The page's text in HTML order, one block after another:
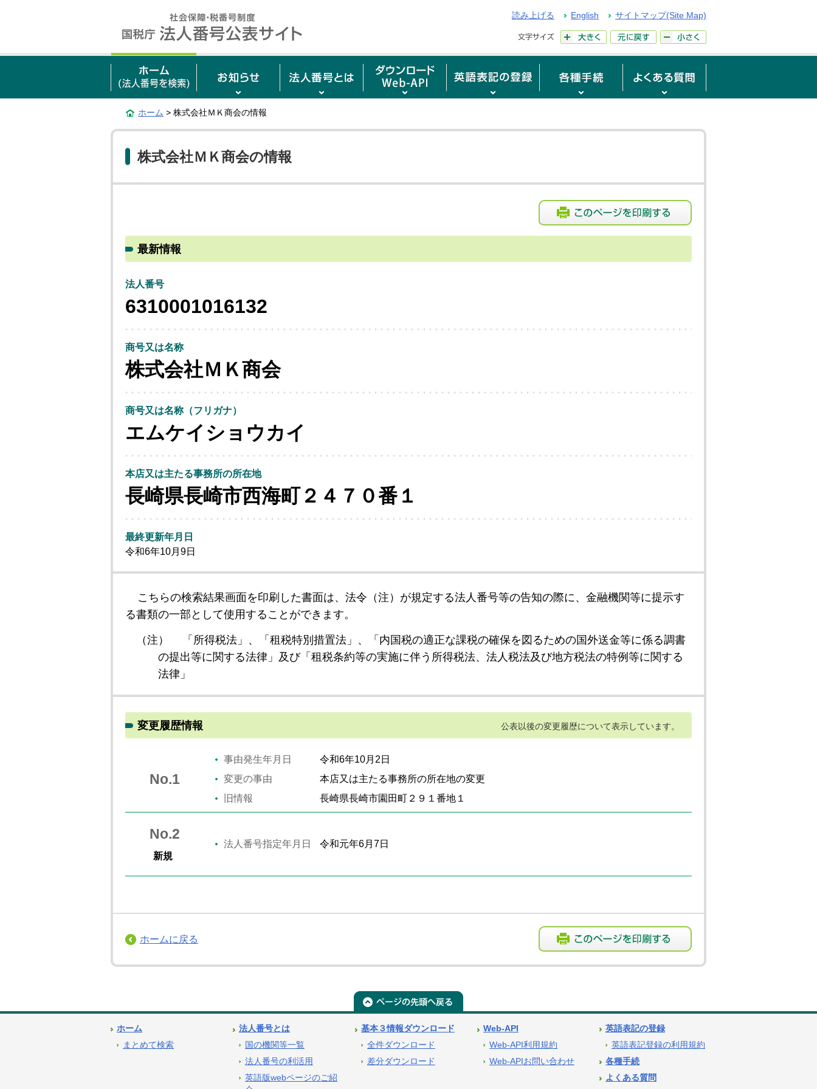
読み上げる English サイトマップ(Site Map)
ホーム > 株式会社ＭＫ商会の情報
株式会社ＭＫ商会の情報
最新情報
法人番号
6310001016132
商号又は名称
株式会社ＭＫ商会
商号又は名称（フリガナ）
エムケイショウカイ
本店又は主たる事務所の所在地
長崎県長崎市西海町２４７０番１
最終更新年月日
令和6年10月9日
こちらの検索結果画面を印刷した書面は、法令（注）が規定する法人番号等の告知の際に、金融機関等に提示す
る書類の一部として使用することができます。
（注）
「所得税法」、「租税特別措置法」、「内国税の適正な課税の確保を図るための国外送金等に係る調書
の提出等に関する法律」及び「租税条約等の実施に伴う所得税法、法人税法及び地方税法の特例等に関する
法律」
変更履歴情報 公表以後の変更履歴について表示しています。
No.1
事由発生年月日
令和6年10月2日
変更の事由
本店又は主たる事務所の所在地の変更
旧情報
長崎県長崎市園田町２９１番地１
No.2
新規
法人番号指定年月日 令和元年6月7日
ホームに戻る
ホーム
まとめて検索
法人番号とは
国の機関等一覧
法人番号の利活用
英語版webページのご紹
基本３情報ダウンロード
全件ダウンロード
差分ダウンロード
Web-API
Web-API利用規約
Web-APIお問い合わせ
英語表記の登録
英語表記登録の利用規約
各種手続
よくある質問